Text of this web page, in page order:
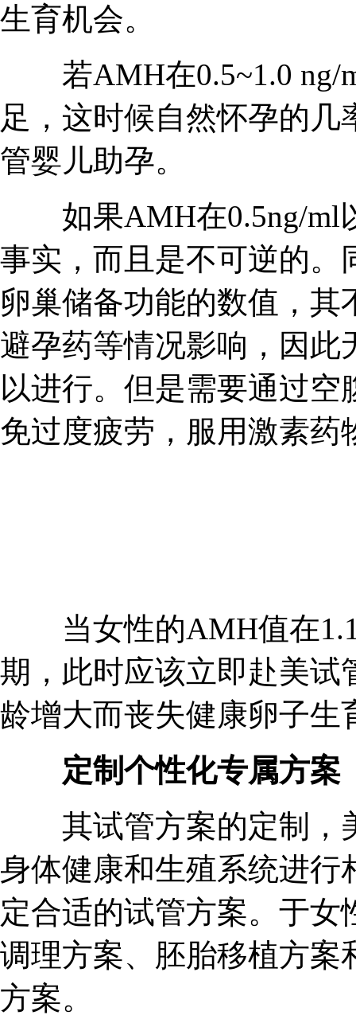
生育机会。
若AMH在0.5~1.0 ng/
足，这时候自然怀孕的
管婴儿助孕。
如果AMH在0.5ng/ml
事实，而且是不可逆的
卵巢储备功能的数值，
避孕药等情况影响，因此
以进行。但是需要通过
免过度疲劳，服用激素药
当女性的AMH值在
期，此时应该立即赴美试
龄增大而丧失健康卵子生
定制个性化专属方案
其试管方案的定制，
身体健康和生殖系统进行
定合适的试管方案。于
调理方案、胚胎移植方案
方案。